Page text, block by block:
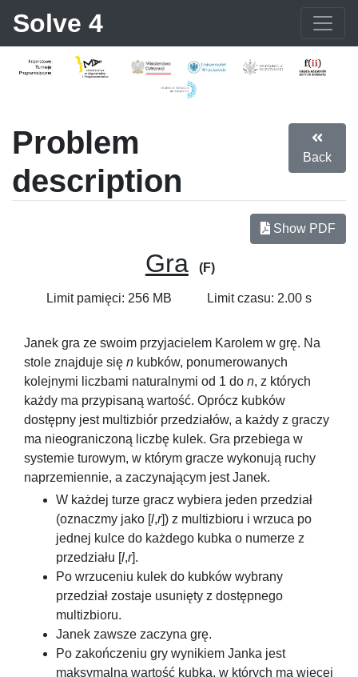
Solve 4
Problem
description
Back
Show PDF
Gra (F)
Limit pamięci: 256 MB Limit czasu: 2.00 s
Janek gra ze swoim przyjacielem Karolem w grę. Na
stole znajduje się n kubków, ponumerowanych
kolejnymi liczbami naturalnymi od 1 do n, z których
każdy ma przypisaną wartość. Oprócz kubków
dostępny jest multizbiór przedziałów, a każdy z graczy
ma nieograniczoną liczbę kulek. Gra przebiega w
systemie turowym, w którym gracze wykonują ruchy
naprzemiennie, a zaczynającym jest Janek.
W każdej turze gracz wybiera jeden przedział
(oznaczmy jako [l,r]) z multizbioru i wrzuca po
jednej kulce do każdego kubka o numerze z
przedziału [l,r].
Po wrzuceniu kulek do kubków wybrany
przedział zostaje usunięty z dostępnego
multizbioru.
Janek zawsze zaczyna grę.
Po zakończeniu gry wynikiem Janka jest
maksymalna wartość kubka, w których ma więcej